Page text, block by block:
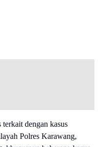
dengan kasus
Polres Karawang,